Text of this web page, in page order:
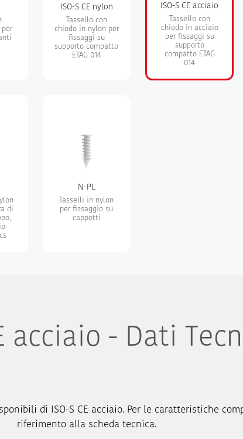
per
ISO-S CE nylon
Tassello con
chiodo in nylon per
fissaggi su
supporto compatto
ETAG 014
ISO-S CE acciaio
Tassello con
chiodo in acciaio
per fissaggi su
supporto
compatto ETAG
014
di
N-PL
Tasselli in nylon
per fissaggio su
cappotti
acciaio - Dati
di ISO-S CE acciaio. Per le caratteristiche
riferimento alla scheda tecnica.